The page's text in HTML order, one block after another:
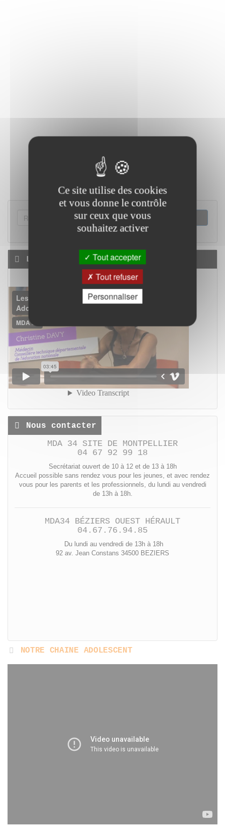
FORMULAIRE
RECHERCHE
La MDA 34 en vidéo
Nous contacter
MDA 34 SITE DE MONTPELLIER
04 67 92 99 18
Secrétariat ouvert de 10 à 12 et de 13 à 18h
Accueil possible sans rendez vous pour les jeunes, et avec rendez
vous pour les parents et les professionnels, du lundi au vendredi
de 13h à 18h.
MDA34 BÉZIERS OUEST HÉRAULT
04.67.76.94.85
Du lundi au vendredi de 13h à 18h
92 av. Jean Constans 34500 BEZIERS
NOTRE CHAINE ADOLESCENT
Ce site utilise des cookies
et vous donne le contrôle
sur ceux que vous
souhaitez activer
Tout accepter
Tout refuser
Personnaliser